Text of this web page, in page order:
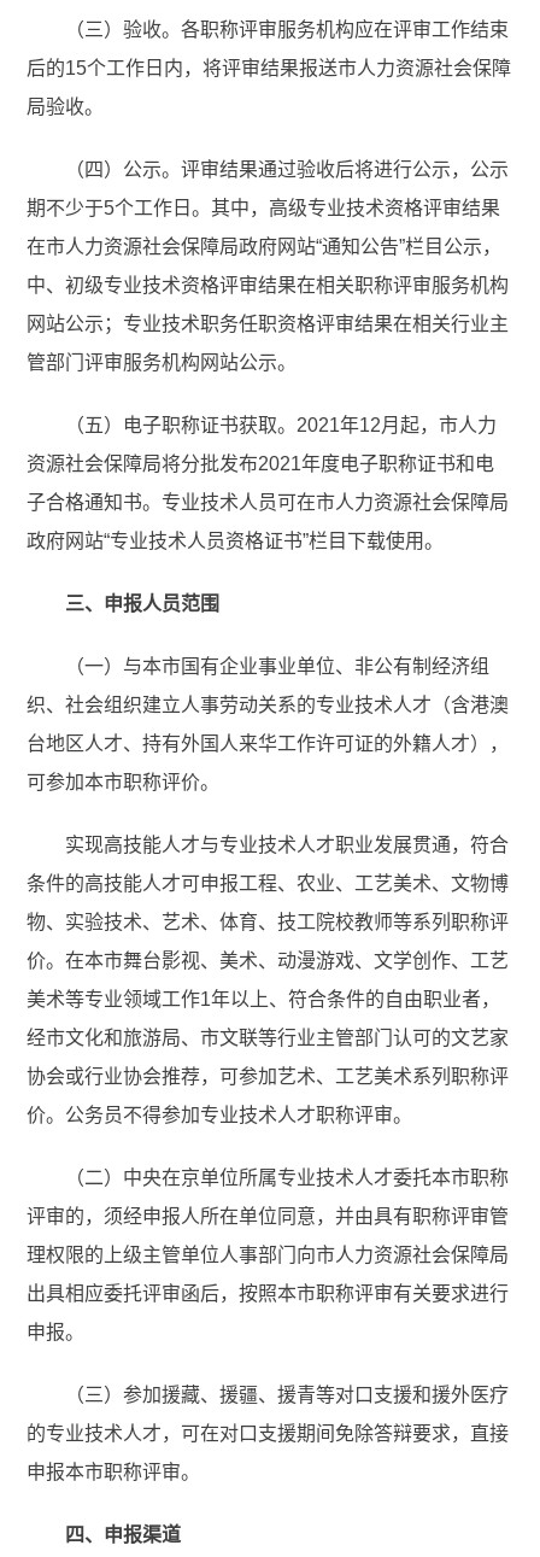
（三）验收。各职称评审服务机构应在评审工作结束
后的15个工作日内，将评审结果报送市人力资源社会保障
局验收。
（四）公示。评审结果通过验收后将进行公示，公示
期不少于5个工作日。其中，高级专业技术资格评审结果
在市人力资源社会保障局政府网站“通知公告”栏目公示，
中、初级专业技术资格评审结果在相关职称评审服务机构
网站公示；专业技术职务任职资格评审结果在相关行业主
管部门评审服务机构网站公示。
（五）电子职称证书获取。2021年12月起，市人力
资源社会保障局将分批发布2021年度电子职称证书和电
子合格通知书。专业技术人员可在市人力资源社会保障局
政府网站“专业技术人员资格证书”栏目下载使用。
三、申报人员范围
（一）与本市国有企业事业单位、非公有制经济组
织、社会组织建立人事劳动关系的专业技术人才（含港澳
台地区人才、持有外国人来华工作许可证的外籍人才），
可参加本市职称评价。
实现高技能人才与专业技术人才职业发展贯通，符合
条件的高技能人才可申报工程、农业、工艺美术、文物博
物、实验技术、艺术、体育、技工院校教师等系列职称评
价。在本市舞台影视、美术、动漫游戏、文学创作、工艺
美术等专业领域工作1年以上、符合条件的自由职业者，
经市文化和旅游局、市文联等行业主管部门认可的文艺家
协会或行业协会推荐，可参加艺术、工艺美术系列职称评
价。公务员不得参加专业技术人才职称评审。
（二）中央在京单位所属专业技术人才委托本市职称
评审的，须经申报人所在单位同意，并由具有职称评审管
理权限的上级主管单位人事部门向市人力资源社会保障局
出具相应委托评审函后，按照本市职称评审有关要求进行
申报。
（三）参加援藏、援疆、援青等对口支援和援外医疗
的专业技术人才，可在对口支援期间免除答辩要求，直接
申报本市职称评审。
四、申报渠道